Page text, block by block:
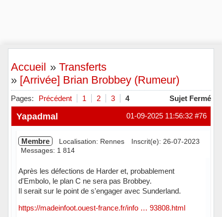
Accueil »Transferts
» [Arrivée] Brian Brobbey (Rumeur)
Pages: Précédent 1 2 3 4 Sujet Fermé
#76
01-09-2025 11:56:32
Yapadmal
Membre Localisation: Rennes
Inscrit(e): 26-07-2023
Messages: 1 814
Après les défections de Harder et, probablement
d'Embolo, le plan C ne sera pas Brobbey.
Il serait sur le point de s'engager avec Sunderland.
https://madeinfoot.ouest-france.fr/info … 93808.html